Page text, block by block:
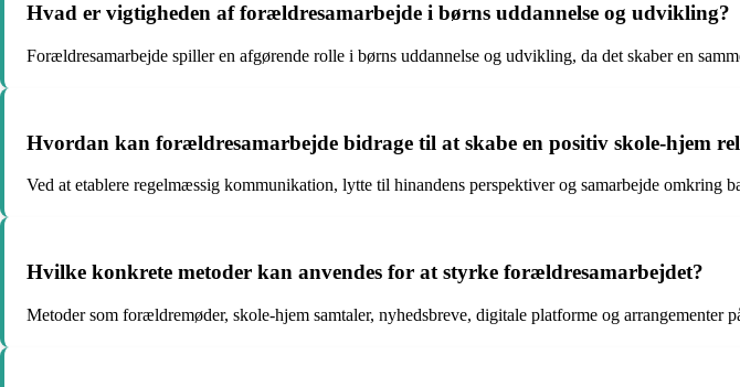
Hvad er vigtigheden af forældresamarbejde i børns uddannelse og udvikling?
Forældresamarbejde spiller en afgørende rolle i børns uddannelse og udvikling, da det skaber en
Hvordan kan forældresamarbejde bidrage til at skabe en positiv skole-hjem
Ved at etablere regelmæssig kommunikation, lytte til hinandens perspektiver og samarbejde
Hvilke konkrete metoder kan anvendes for at styrke forældresamarbejdet?
Metoder som forældremøder, skole-hjem samtaler, nyhedsbreve, digitale platforme og arrangementer